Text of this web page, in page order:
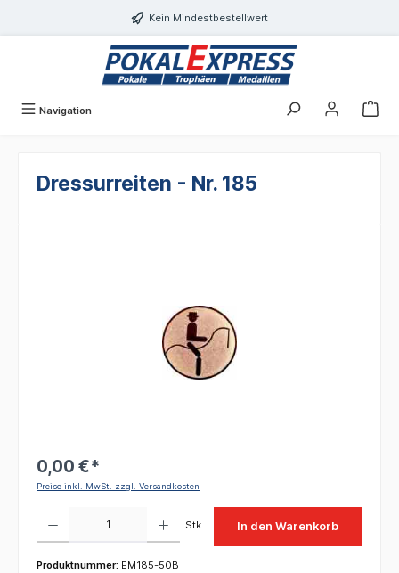
Kein Mindestbestellwert
Navigation
Dressurreiten - Nr. 185
0,00 €*
Preise inkl. MwSt. zzgl. Versandkosten
Stk In den Warenkorb
Produktnummer: EM185-50B